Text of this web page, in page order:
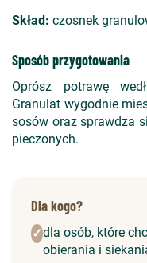
Skład: czosnek
Sposób przygotowania
Oprósz potrawę
Granulat wygodnie
sosów oraz sprawdza
pieczonych.
Dla kogo?
✓dla osób, które
obierania i